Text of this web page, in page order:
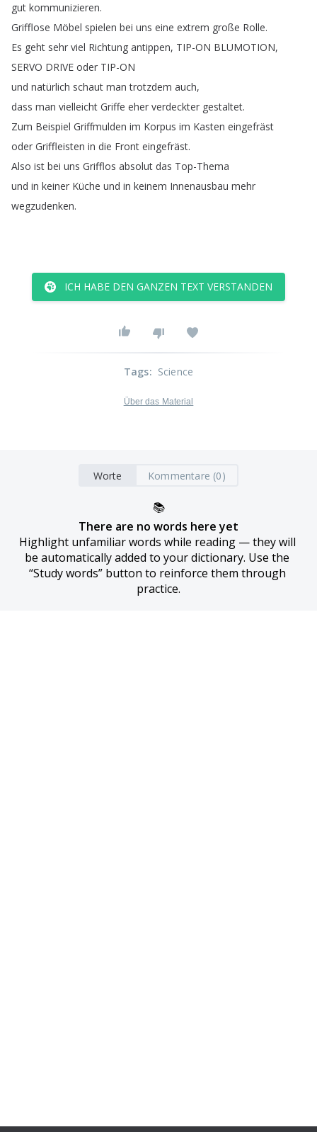
gut kommunizieren.
Grifflose Möbel spielen bei uns eine extrem große Rolle.
Es geht sehr viel Richtung antippen, TIP-ON BLUMOTION,
SERVO DRIVE oder TIP-ON
und natürlich schaut man trotzdem auch,
dass man vielleicht Griffe eher verdeckter gestaltet.
Zum Beispiel Griffmulden im Korpus im Kasten eingefräst
oder Griffleisten in die Front eingefräst.
Also ist bei uns Grifflos absolut das Top-Thema
und in keiner Küche und in keinem Innenausbau mehr
wegzudenken.
ICH HABE DEN GANZEN TEXT VERSTANDEN
Tags: Science
Über das Material
Worte Kommentare (0)
📚
There are no words here yet
Highlight unfamiliar words while reading — they will
be automatically added to your dictionary. Use the
“Study words” button to reinforce them through
practice.